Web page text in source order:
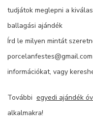
tudjátok meglepni a
ballagási ajándék
Írd le milyen mintát
információkat, vagy
További egyedi ajándék
alkalmakra!